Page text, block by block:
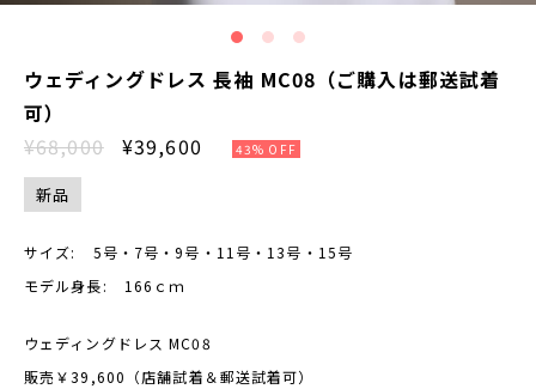
ウェディングドレス 長袖 MC08（ご購入は郵送試着
可）
¥68,000
¥39,600 43% OFF
新品
サイズ:
5号・7号・9号・11号・13号・15号
モデル身長:
166ｃｍ
ウェディングドレス MC08
販売￥39,600（店舗試着＆郵送試着可）